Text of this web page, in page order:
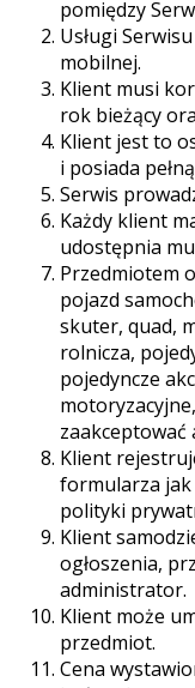
pomiędzy
Usługi
mobilnej.
Klient musi
rok bieżący
Klient jest to
i posiada
Serwis
Każdy klient
udostępnia
Przedmiotem
pojazd
skuter, quad,
rolnicza,
pojedyncze
Klient
formularza
polityki
Klient
ogłoszenia,
administrator.
Klient może
przedmiot.
Cena